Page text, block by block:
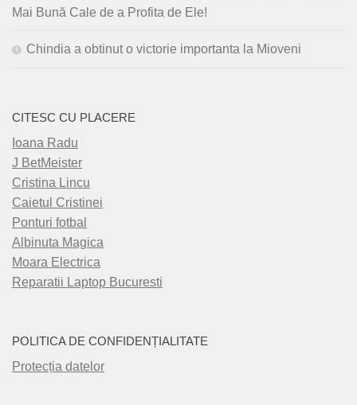
Mai Bună Cale de a Profita de Ele!
Chindia a obtinut o victorie importanta la Mioveni
CITESC CU PLACERE
Ioana Radu
J BetMeister
Cristina Lincu
Caietul Cristinei
Ponturi fotbal
Albinuta Magica
Moara Electrica
Reparatii Laptop Bucuresti
POLITICA DE CONFIDENȚIALITATE
Protecția datelor